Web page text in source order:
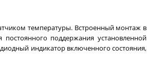
температуры. Встроенный монтаж в
постоянного поддержания установленной
индикатор включенного состояния,